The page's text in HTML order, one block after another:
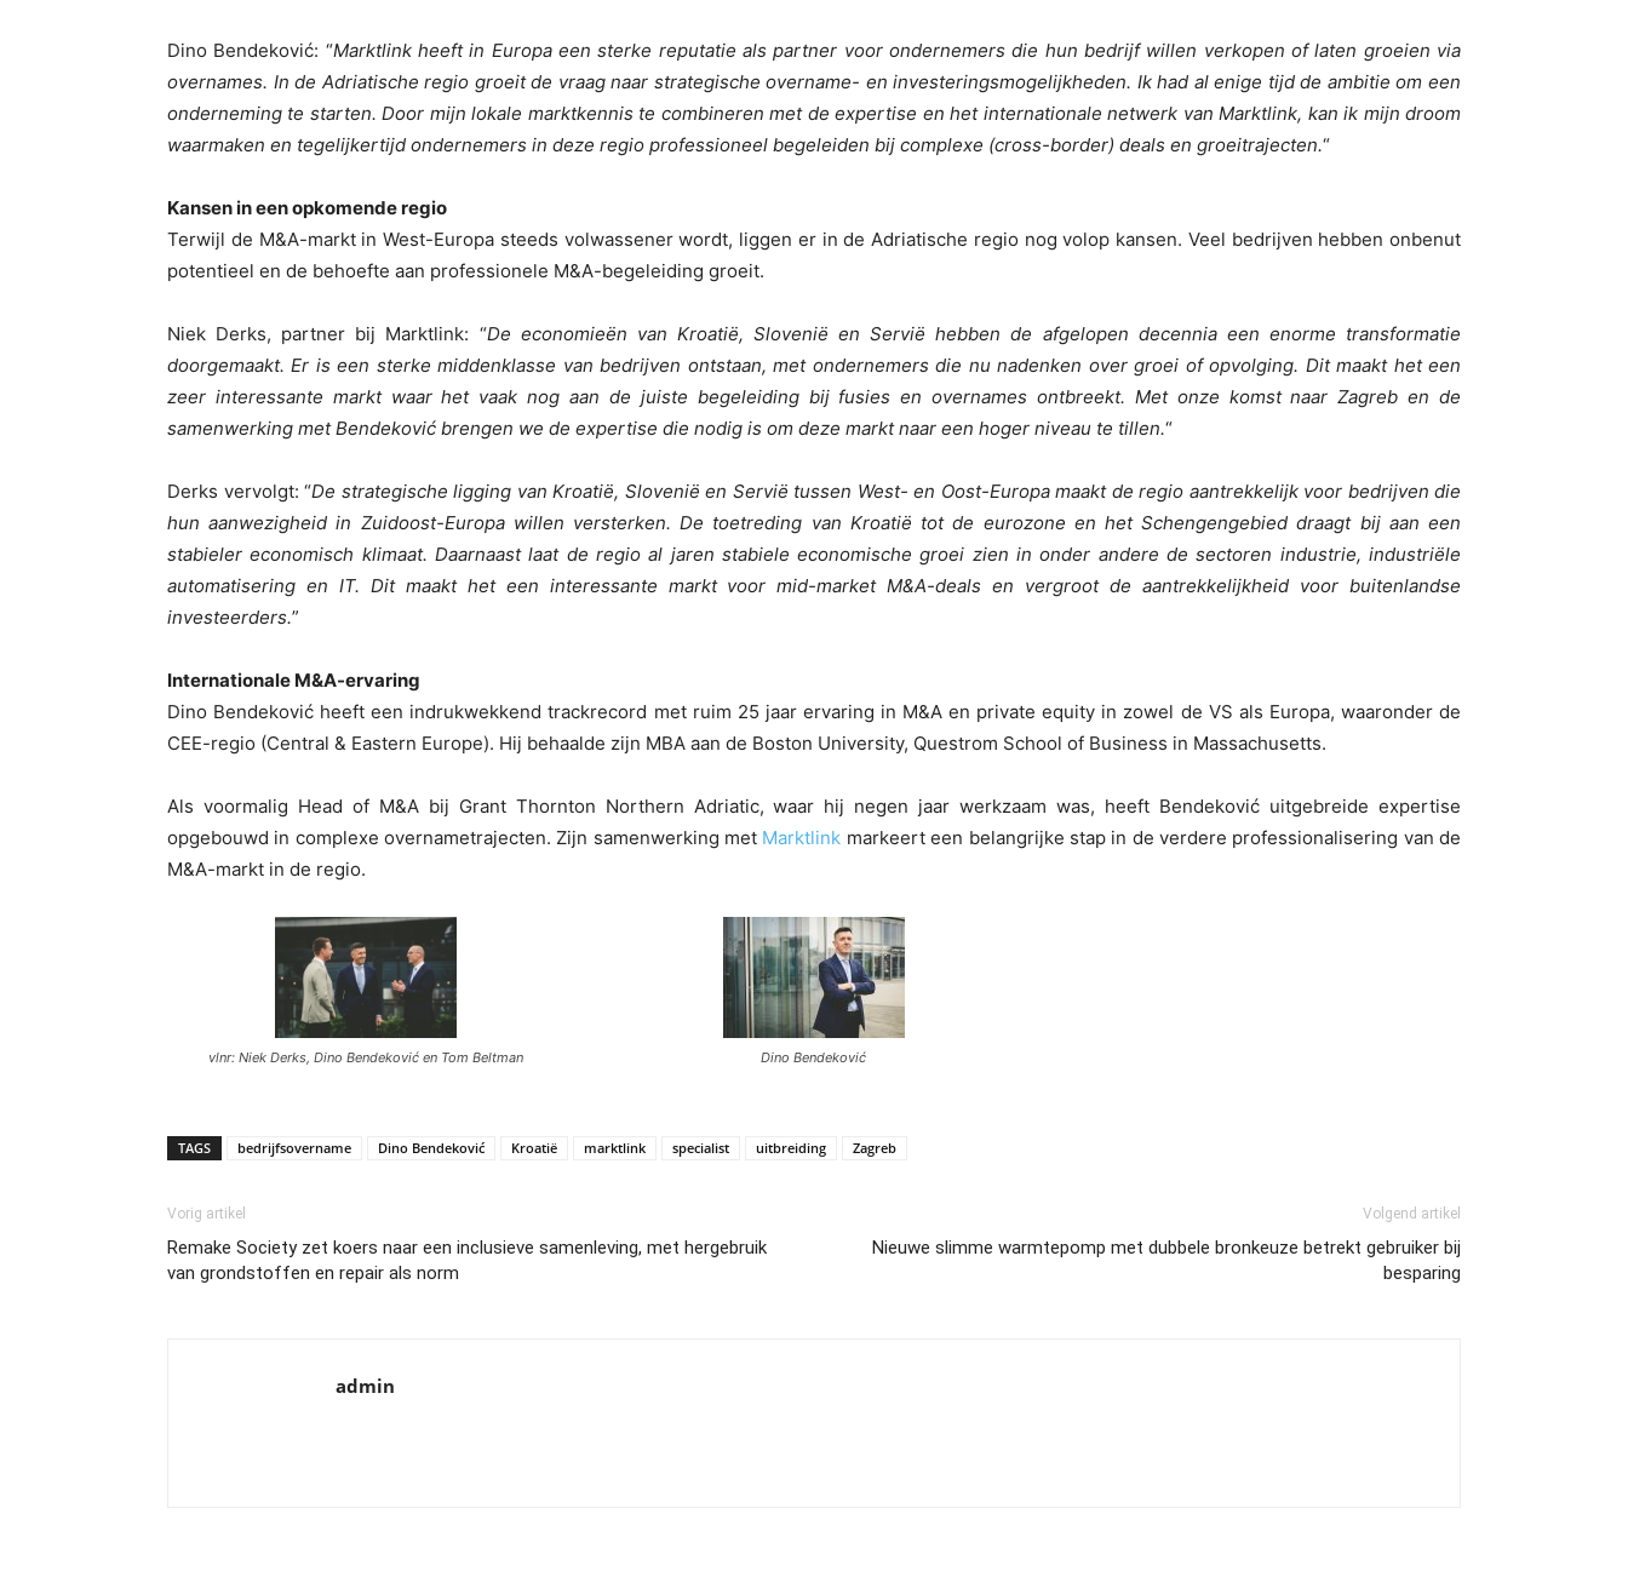
Dino Bendeković: “Marktlink heeft in Europa een sterke reputatie als partner voor ondernemers die hun bedrijf willen verkopen of laten groeien via
overnames. In de Adriatische regio groeit de vraag naar strategische overname- en investeringsmogelijkheden. Ik had al enige tijd de ambitie om een
onderneming te starten. Door mijn lokale marktkennis te combineren met de expertise en het internationale netwerk van Marktlink, kan ik mijn droom
waarmaken en tegelijkertijd ondernemers in deze regio professioneel begeleiden bij complexe (cross-border) deals en groeitrajecten.“
Kansen in een opkomende regio
Terwijl de M&A-markt in West-Europa steeds volwassener wordt, liggen er in de Adriatische regio nog volop kansen. Veel bedrijven hebben onbenut
potentieel en de behoefte aan professionele M&A-begeleiding groeit.
Niek Derks, partner bij Marktlink: “De economieën van Kroatië, Slovenië en Servië hebben de afgelopen decennia een enorme transformatie
doorgemaakt. Er is een sterke middenklasse van bedrijven ontstaan, met ondernemers die nu nadenken over groei of opvolging. Dit maakt het een
zeer interessante markt waar het vaak nog aan de juiste begeleiding bij fusies en overnames ontbreekt. Met onze komst naar Zagreb en de
samenwerking met Bendeković brengen we de expertise die nodig is om deze markt naar een hoger niveau te tillen.“
Derks vervolgt: “De strategische ligging van Kroatië, Slovenië en Servië tussen West- en Oost-Europa maakt de regio aantrekkelijk voor bedrijven die
hun aanwezigheid in Zuidoost-Europa willen versterken. De toetreding van Kroatië tot de eurozone en het Schengengebied draagt bij aan een
stabieler economisch klimaat. Daarnaast laat de regio al jaren stabiele economische groei zien in onder andere de sectoren industrie, industriële
automatisering en IT. Dit maakt het een interessante markt voor mid-market M&A-deals en vergroot de aantrekkelijkheid voor buitenlandse
investeerders.”
Internationale M&A-ervaring
Dino Bendeković heeft een indrukwekkend trackrecord met ruim 25 jaar ervaring in M&A en private equity in zowel de VS als Europa, waaronder de
CEE-regio (Central & Eastern Europe). Hij behaalde zijn MBA aan de Boston University, Questrom School of Business in Massachusetts.
Als voormalig Head of M&A bij Grant Thornton Northern Adriatic, waar hij negen jaar werkzaam was, heeft Bendeković uitgebreide expertise
opgebouwd in complexe overnametrajecten. Zijn samenwerking met Marktlink markeert een belangrijke stap in de verdere professionalisering van de
M&A-markt in de regio.
vlnr: Niek Derks, Dino Bendeković en Tom Beltman Dino Bendeković
TAGS bedrijfsovername Dino Bendeković Kroatië marktlink specialist uitbreiding Zagreb
Vorig artikel
Remake Society zet koers naar een inclusieve samenleving, met hergebruik
van grondstoffen en repair als norm
Volgend artikel
Nieuwe slimme warmtepomp met dubbele bronkeuze betrekt gebruiker bij
besparing
admin